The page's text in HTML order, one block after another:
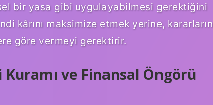
bir yasa gibi uygulayabilmesi gerektiğini
kârını maksimize etmek yerine,
göre vermeyi gerektirir.
ve Finansal Öngörü